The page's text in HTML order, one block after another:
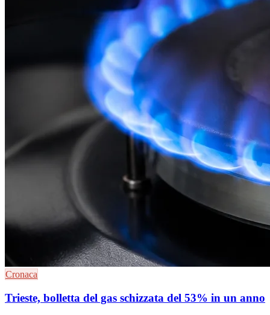
Cronaca
Trieste, bolletta del gas schizzata del 53% in un anno